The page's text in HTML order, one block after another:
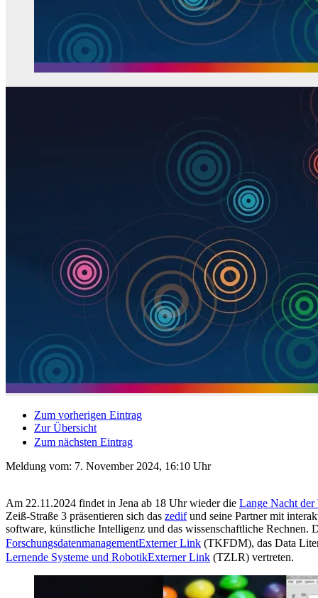
Zum vorherigen Eintrag
Zur Übersicht
Zum nächsten Eintrag
Meldung vom: 7. November 2024, 16:10 Uhr
Am 22.11.2024 findet in Jena ab 18 Uhr wieder die Lange Nacht der
Zeiß-Straße 3 präsentieren sich das zedifund seine Partner mit
software, künstliche Intelligenz und das wissenschaftliche Rechnen.
ForschungsdatenmanagementExterner Link (TKFDM), das Data
Lernende Systeme und RobotikExterner Link (TZLR) vertreten.